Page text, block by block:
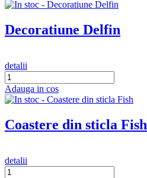
Decoratiune Delfin
detalii
Adauga in cos
Coastere din sticla Fish
detalii